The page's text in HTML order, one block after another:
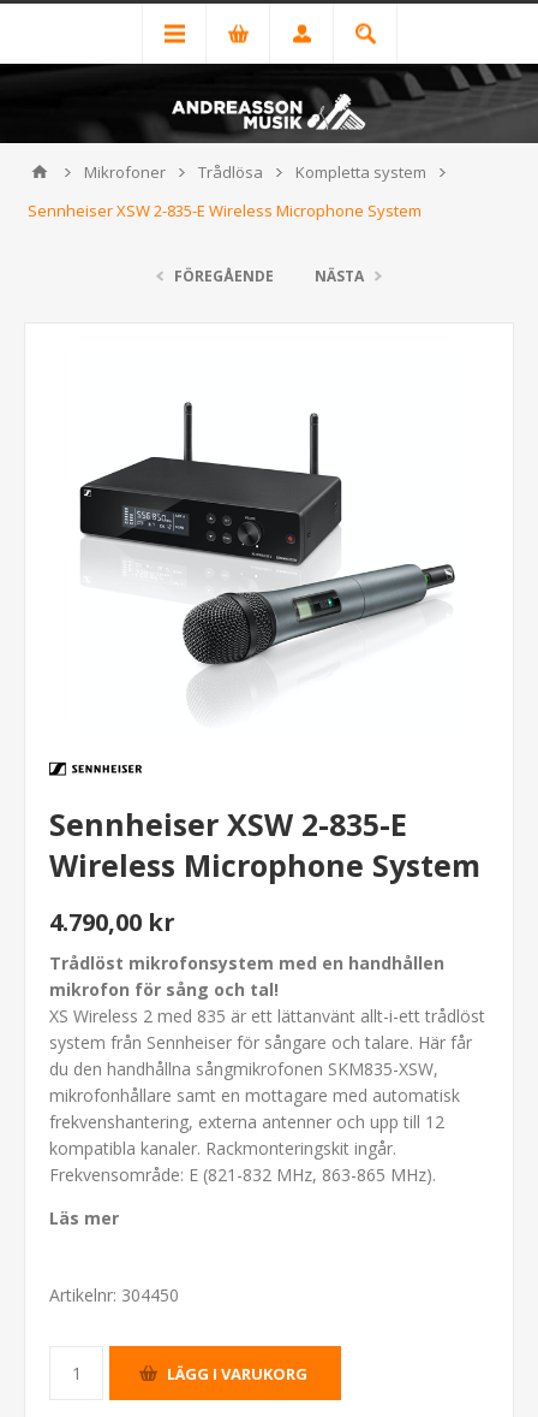
Mikrofoner Trådlösa
Kompletta system
Sennheiser XSW 2-835-E Wireless Microphone System
FÖREGÅENDE NÄSTA
Sennheiser XSW 2-835-E
Wireless Microphone System
4.790,00 kr
Trådlöst mikrofonsystem med en handhållen
mikrofon för sång och tal!
XS Wireless 2 med 835 är ett lättanvänt allt-i-ett trådlöst
system från Sennheiser för sångare och talare. Här får
du den handhållna sångmikrofonen SKM835-XSW,
mikrofonhållare samt en mottagare med automatisk
frekvenshantering, externa antenner och upp till 12
kompatibla kanaler. Rackmonteringskit ingår.
Frekvensområde: E (821-832 MHz, 863-865 MHz).
Läs mer
Artikelnr: 304450